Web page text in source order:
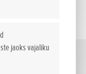
jaoks vajaliku